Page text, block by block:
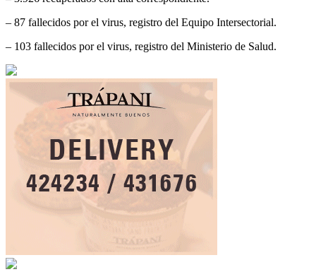
– 87 fallecidos por el virus, registro del Equipo Intersectorial.
– 103 fallecidos por el virus, registro del Ministerio de Salud.